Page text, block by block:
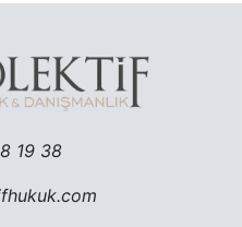
19 38